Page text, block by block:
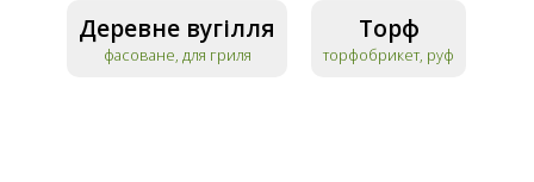
Деревне вугілля
фасоване, для гриля
Торф
торфобрикет, руф